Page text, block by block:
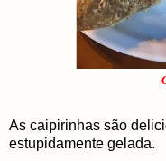
As caipirinhas são
estupidamente gelada.